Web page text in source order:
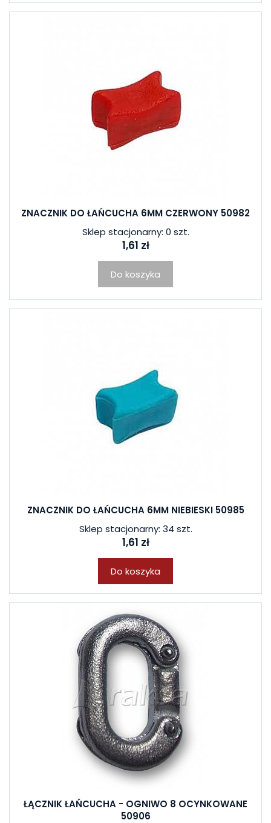
ZNACZNIK DO ŁAŃCUCHA 6MM CZERWONY 50982
Sklep stacjonarny: 0 szt.
1,61 zł
Do koszyka
ZNACZNIK DO ŁAŃCUCHA 6MM NIEBIESKI 50985
Sklep stacjonarny: 34 szt.
1,61 zł
Do koszyka
ŁĄCZNIK ŁAŃCUCHA - OGNIWO 8 OCYNKOWANE
50906